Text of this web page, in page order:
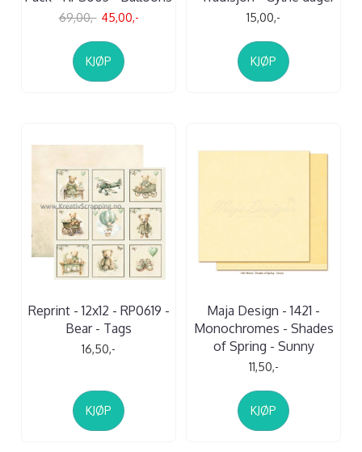
69,00,- 45,00,-
KJØP
15,00,-
KJØP
Reprint - 12x12 - RP0619 -
Bear - Tags
16,50,-
KJØP
Maja Design - 1421 -
Monochromes - Shades
of Spring - Sunny
11,50,-
KJØP